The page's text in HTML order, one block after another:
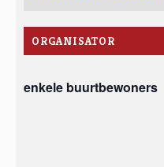
ORGANISATOR
enkele buurtbewoners